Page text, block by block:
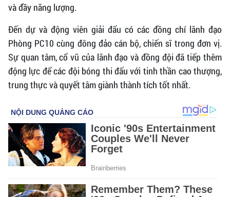
và đầy năng lượng.
Đến dự và động viên giải đấu có các đồng chí lãnh đạo
Phòng PC10 cùng đông đảo cán bộ, chiến sĩ trong đơn vị.
Sự quan tâm, cổ vũ của lãnh đạo và đồng đội đã tiếp thêm
động lực để các đội bóng thi đấu với tinh thần cao thượng,
trung thực và quyết tâm giành thành tích tốt nhất.